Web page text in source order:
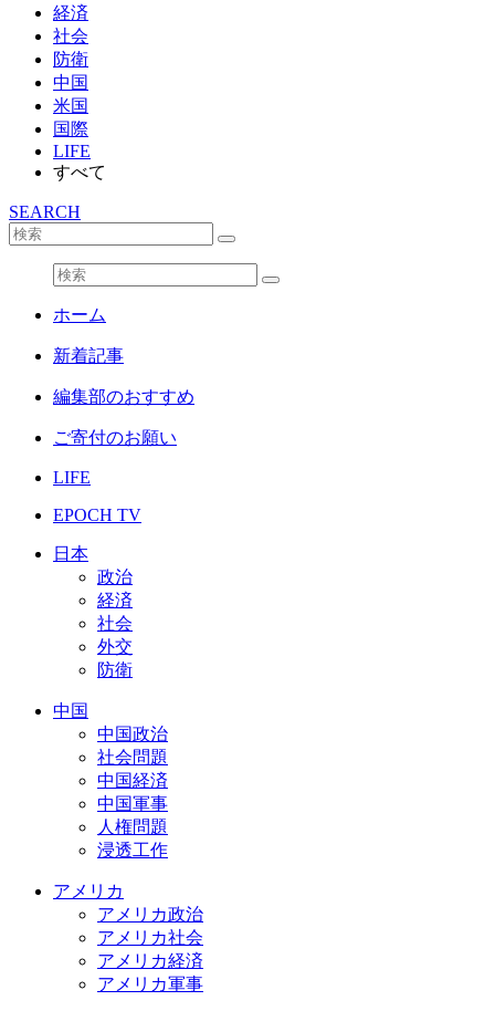
経済
社会
防衛
中国
米国
国際
LIFE
すべて
SEARCH
ホーム
新着記事
編集部のおすすめ
ご寄付のお願い
LIFE
EPOCH TV
日本
政治
経済
社会
外交
防衛
中国
中国政治
社会問題
中国経済
中国軍事
人権問題
浸透工作
アメリカ
アメリカ政治
アメリカ社会
アメリカ経済
アメリカ軍事